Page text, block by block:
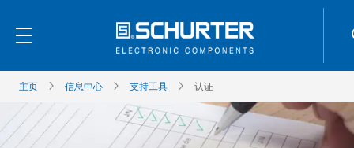
主页 信息中心 支持工具 认证